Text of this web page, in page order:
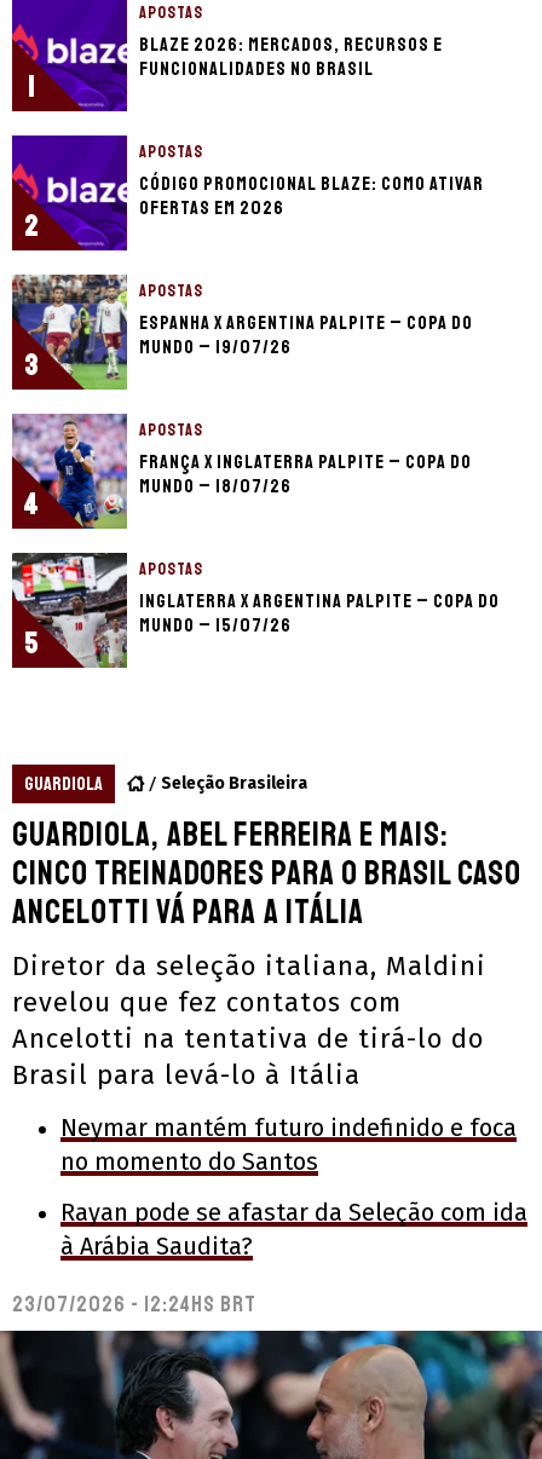
1
APOSTAS
Blaze 2026: mercados, recursos e
funcionalidades no Brasil
2
APOSTAS
Código promocional Blaze: como ativar
ofertas em 2026
3
APOSTAS
Espanha x Argentina palpite – Copa do
Mundo – 19/07/26
4
APOSTAS
França x Inglaterra palpite – Copa do
Mundo – 18/07/26
5
APOSTAS
Inglaterra x Argentina palpite – Copa do
Mundo – 15/07/26
GUARDIOLA Seleção Brasileira
Guardiola, Abel Ferreira e mais:
cinco treinadores para o Brasil caso
Ancelotti vá para a Itália
Diretor da seleção italiana, Maldini
revelou que fez contatos com
Ancelotti na tentativa de tirá-lo do
Brasil para levá-lo à Itália
Neymar mantém futuro indefinido e foca
no momento do Santos
Rayan pode se afastar da Seleção com ida
à Arábia Saudita?
23/07/2026 - 12:24hs BRT